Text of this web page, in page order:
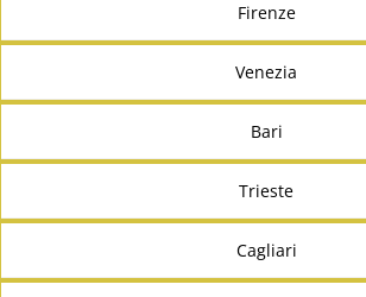
Firenze
Venezia
Bari
Trieste
Cagliari